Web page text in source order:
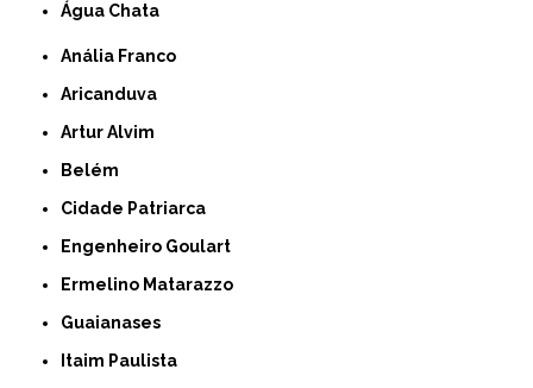
Água Chata
Anália Franco
Aricanduva
Artur Alvim
Belém
Cidade Patriarca
Engenheiro Goulart
Ermelino Matarazzo
Guaianases
Itaim Paulista